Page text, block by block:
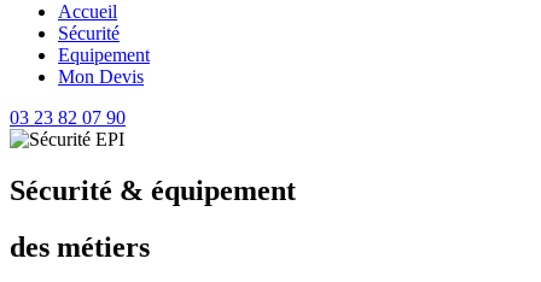
Accueil
Sécurité
Equipement
Mon Devis
03 23 82 07 90
Sécurité & équipement
des métiers